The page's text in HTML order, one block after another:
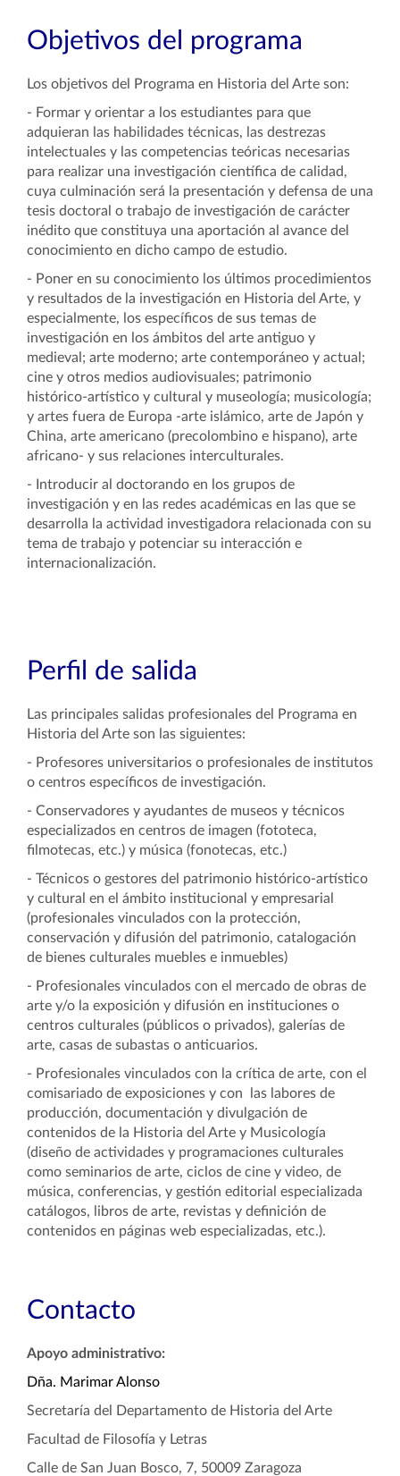
Objetivos del programa
Los objetivos del Programa en Historia del Arte son:
- Formar y orientar a los estudiantes para que
adquieran las habilidades técnicas, las destrezas
intelectuales y las competencias teóricas necesarias
para realizar una investigación científica de calidad,
cuya culminación será la presentación y defensa de una
tesis doctoral o trabajo de investigación de carácter
inédito que constituya una aportación al avance del
conocimiento en dicho campo de estudio.
- Poner en su conocimiento los últimos procedimientos
y resultados de la investigación en Historia del Arte, y
especialmente, los específicos de sus temas de
investigación en los ámbitos del arte antiguo y
medieval; arte moderno; arte contemporáneo y actual;
cine y otros medios audiovisuales; patrimonio
histórico-artístico y cultural y museología; musicología;
y artes fuera de Europa -arte islámico, arte de Japón y
China, arte americano (precolombino e hispano), arte
africano- y sus relaciones interculturales.
- Introducir al doctorando en los grupos de
investigación y en las redes académicas en las que se
desarrolla la actividad investigadora relacionada con su
tema de trabajo y potenciar su interacción e
internacionalización.
Perfil de salida
Las principales salidas profesionales del Programa en
Historia del Arte son las siguientes:
- Profesores universitarios o profesionales de institutos
o centros específicos de investigación.
- Conservadores y ayudantes de museos y técnicos
especializados en centros de imagen (fototeca,
filmotecas, etc.) y música (fonotecas, etc.)
- Técnicos o gestores del patrimonio histórico-artístico
y cultural en el ámbito institucional y empresarial
(profesionales vinculados con la protección,
conservación y difusión del patrimonio, catalogación
de bienes culturales muebles e inmuebles)
- Profesionales vinculados con el mercado de obras de
arte y/o la exposición y difusión en instituciones o
centros culturales (públicos o privados), galerías de
arte, casas de subastas o anticuarios.
- Profesionales vinculados con la crítica de arte, con el
comisariado de exposiciones y con las labores de
producción, documentación y divulgación de
contenidos de la Historia del Arte y Musicología
(diseño de actividades y programaciones culturales
como seminarios de arte, ciclos de cine y video, de
música, conferencias, y gestión editorial especializada
catálogos, libros de arte, revistas y definición de
contenidos en páginas web especializadas, etc.).
Contacto
Apoyo administrativo:
Dña. Marimar Alonso
Secretaría del Departamento de Historia del Arte
Facultad de Filosofía y Letras
Calle de San Juan Bosco, 7, 50009 Zaragoza